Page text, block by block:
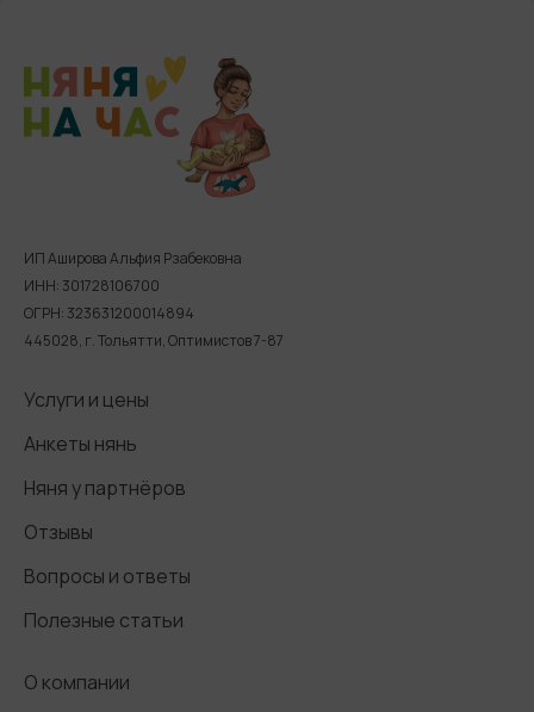
ИП Аширова Альфия Рзабековна
ИНН: 301728106700
ОГРН: 323631200014894
445028, г. Тольятти, Оптимистов 7-87
Услуги и цены
Анкеты нянь
Няня у партнёров
Отзывы
Вопросы и ответы
Полезные статьи
О компании